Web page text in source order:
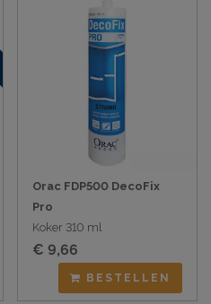
Orac FDP500 DecoFix
Pro
Koker 310 ml
€ 9,66
BESTELLEN